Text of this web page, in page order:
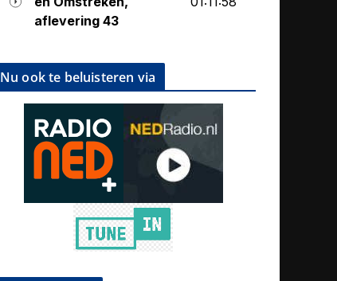
Nu ook te beluisteren via